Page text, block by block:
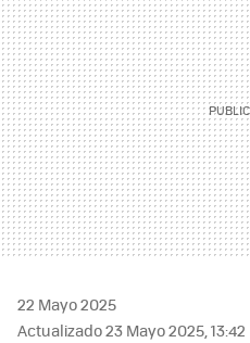
22 Mayo 2025
Actualizado 23 Mayo 2025, 13:42